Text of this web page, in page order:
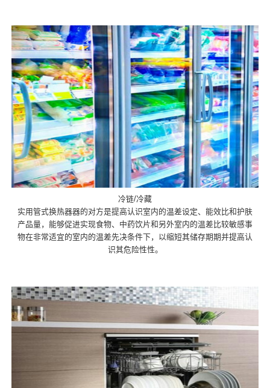
冷链/冷藏
实用管式换热器器的对方是提高认识室内的温差设定、能效比和护肤
产品量，能够促进实现食物、中药饮片和另外室内的温差比较敏感事
物在非常适宜的室内的温差先决条件下，以缩短其储存期期并提高认
识其危险性性。